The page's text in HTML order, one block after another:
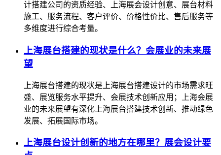
计搭建公司的资质经验、上海展会设计创意、展台材料
施工、服务流程、客户评价、价格性价比、售后服务等
多维度进行综合考量。
上海展台搭建的现状是什么？会展业的未来展
望
上海展台搭建的现状是上海展台搭建设计的市场需求旺
盛、展览服务水平提升、会展技术创新应用；上海会展
业的未来展望有深化上海展台搭建技术创新、推动绿色
发展、拓展国际市场。
上海展台设计创新的地方在哪里？展会设计要